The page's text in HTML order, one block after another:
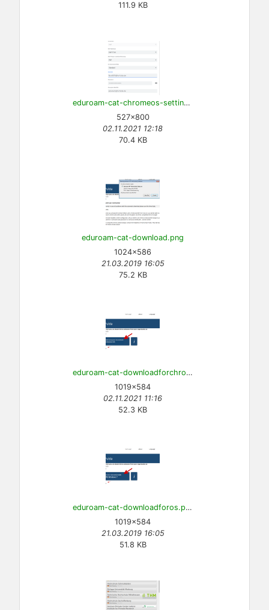
111.9 KB
eduroam-cat-chromeos-settings.png
527×800
02.11.2021 12:18
70.4 KB
eduroam-cat-download.png
1024×586
21.03.2019 16:05
75.2 KB
eduroam-cat-downloadforchromeos.png
1019×584
02.11.2021 11:16
52.3 KB
eduroam-cat-downloadforos.png
1019×584
21.03.2019 16:05
51.8 KB